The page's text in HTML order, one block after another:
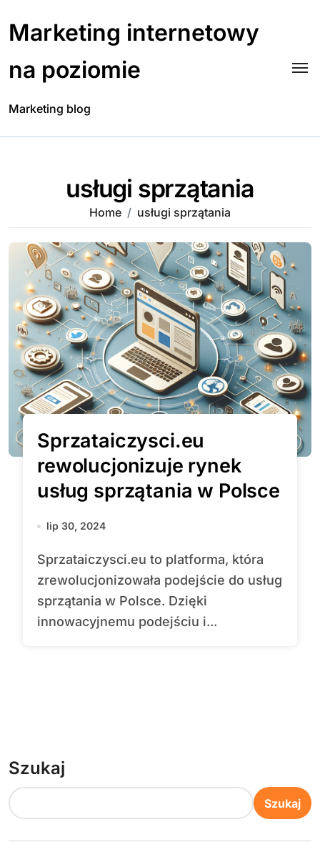
content
Marketing internetowy
na poziomie
Marketing blog
usługi sprzątania
Home usługi sprzątania
Sprzataiczysci.eu
rewolucjonizuje rynek
usług sprzątania w Polsce
lip 30, 2024
Sprzataiczysci.eu to platforma, która
zrewolucjonizowała podejście do usług
sprzątania w Polsce. Dzięki
innowacyjnemu podejściu i...
Szukaj
Szukaj